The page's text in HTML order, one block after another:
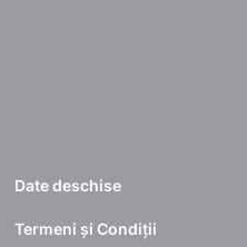
Date deschise
Termeni și Condiții